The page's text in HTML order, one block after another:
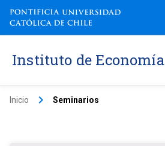
Instituto de Economía
Inicio keyboard_arrow_right Seminarios